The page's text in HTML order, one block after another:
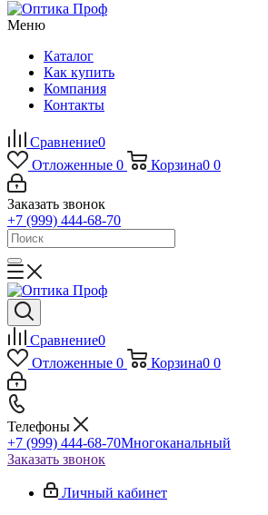
Меню
Каталог
Как купить
Компания
Контакты
Сравнение0
Отложенные 0 Корзина0 0
Заказать звонок
+7 (999) 444-68-70
Сравнение0
Отложенные 0 Корзина0 0
Телефоны
+7 (999) 444-68-70Многоканальный
Заказать звонок
Личный кабинет